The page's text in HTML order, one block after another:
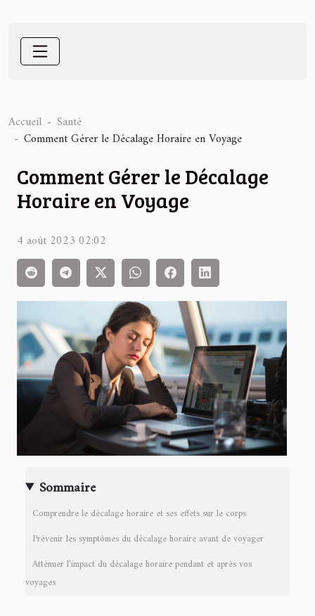
Accueil
Santé
Comment Gérer le Décalage Horaire en Voyage
Comment Gérer le Décalage
Horaire en Voyage
4 août 2023 02:02
Sommaire
Comprendre le décalage horaire et ses effets sur le corps
Prévenir les symptômes du décalage horaire avant de voyager
Atténuer l’impact du décalage horaire pendant et après vos
voyages